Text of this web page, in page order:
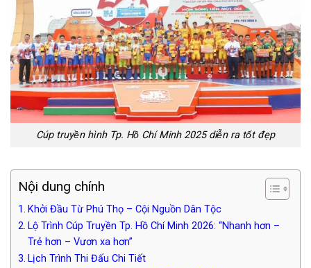
Cúp truyền hình Tp. Hồ Chí Minh 2025 diễn ra tốt đẹp
Nội dung chính
Khởi Đầu Từ Phú Thọ – Cội Nguồn Dân Tộc
Lộ Trình Cúp Truyền Tp. Hồ Chí Minh 2026: “Nhanh hơn –
Trẻ hơn – Vươn xa hơn”
Lịch Trình Thi Đấu Chi Tiết